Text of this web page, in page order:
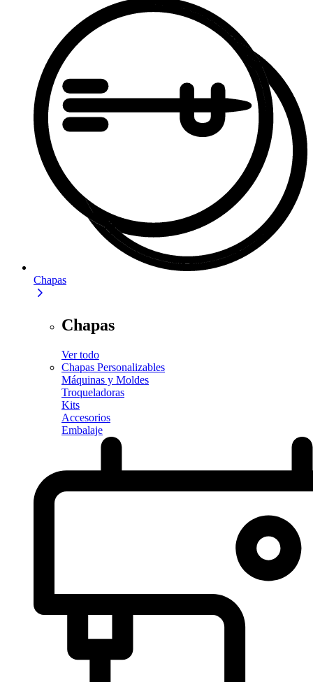
Chapas
Chapas
Ver todo
Chapas Personalizables
Máquinas y Moldes
Troqueladoras
Kits
Accesorios
Embalaje